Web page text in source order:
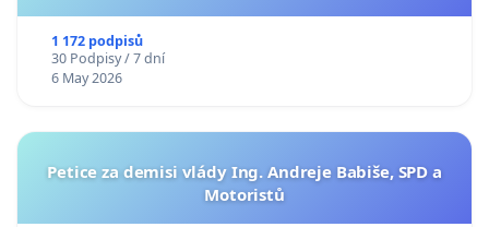
1 172 podpisů
30 Podpisy / 7 dní
6 May 2026
Petice za demisi vlády Ing. Andreje Babiše, SPD a
Motoristů